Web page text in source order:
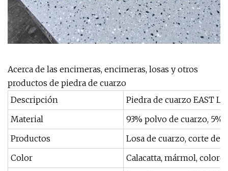
Acerca de las encimeras, encimeras, losas y otros
productos de piedra de cuarzo
Descripción
Piedra de cuarzo EAST
Material
93% polvo de cuarzo,
Productos
Losa de cuarzo, corte de
Color
Calacatta, mármol,